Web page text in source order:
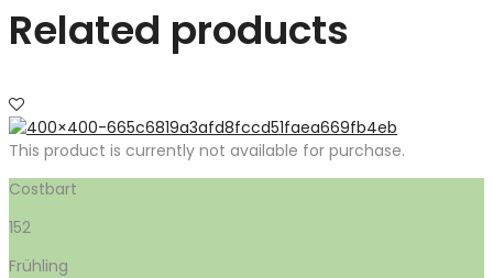
Related products
This product is currently not available for purchase.
Costbart
152
Frühling